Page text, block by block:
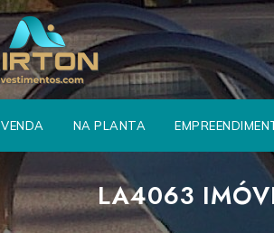
VENDA NA PLANTA
LA4063